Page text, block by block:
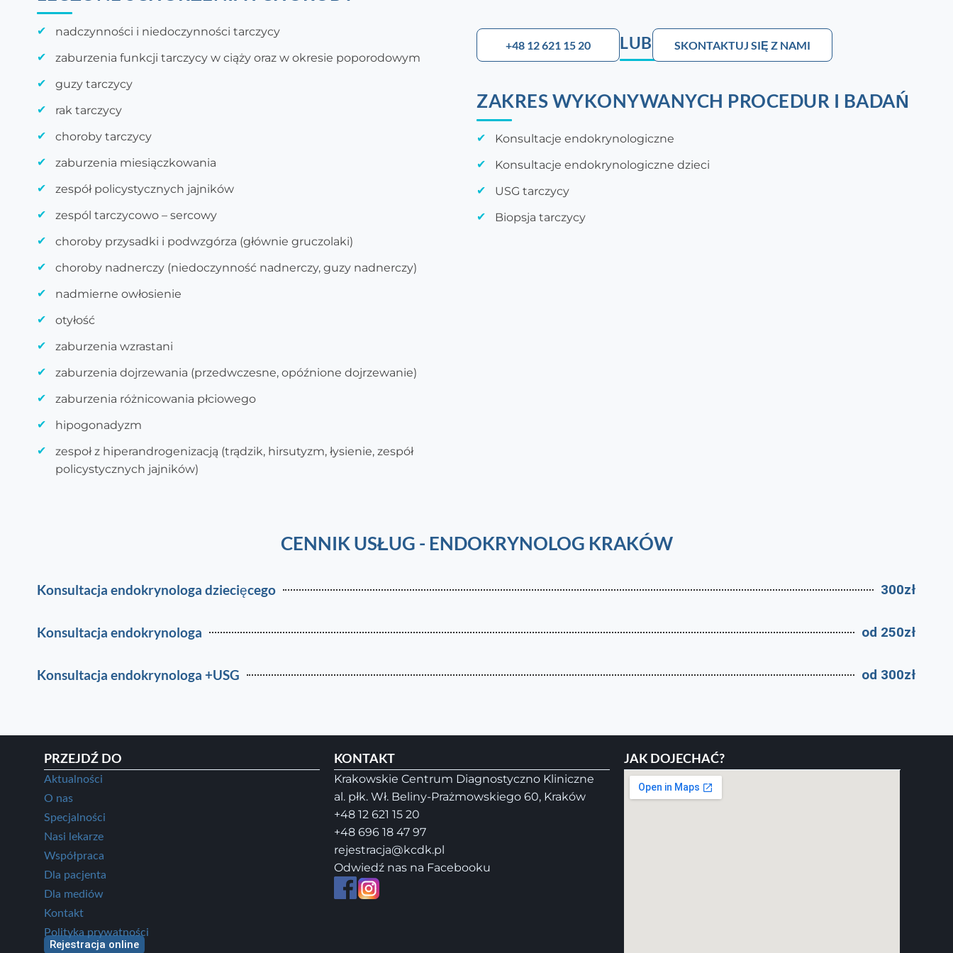
nadczynności i niedoczynności tarczycy
zaburzenia funkcji tarczycy w ciąży oraz w okresie poporodowym
guzy tarczycy
rak tarczycy
choroby tarczycy
zaburzenia miesiączkowania
zespół policystycznych jajników
zespól tarczycowo – sercowy
choroby przysadki i podwzgórza (głównie gruczolaki)
choroby nadnerczy (niedoczynność nadnerczy, guzy nadnerczy)
nadmierne owłosienie
otyłość
zaburzenia wzrastani
zaburzenia dojrzewania (przedwczesne, opóźnione dojrzewanie)
zaburzenia różnicowania płciowego
hipogonadyzm
zespoł z hiperandrogenizacją (trądzik, hirsutyzm, łysienie, zespół
policystycznych jajników)
+48 12 621 15 20 LUB SKONTAKTUJ SIĘ Z NAMI
ZAKRES WYKONYWANYCH PROCEDUR I BADAŃ
Konsultacje endokrynologiczne
Konsultacje endokrynologiczne dzieci
USG tarczycy
Biopsja tarczycy
CENNIK USŁUG - ENDOKRYNOLOG KRAKÓW
Konsultacja endokrynologa dziecięcego 300zł
Konsultacja endokrynologa od 250zł
Konsultacja endokrynologa +USG od 300zł
PRZEJDŹ DO
Aktualności
O nas
Specjalności
Nasi lekarze
Współpraca
Dla pacjenta
Dla mediów
Kontakt
Polityka prywatności
Rejestracja online
KONTAKT
Krakowskie Centrum Diagnostyczno Kliniczne
al. płk. Wł. Beliny-Prażmowskiego 60, Kraków
+48 12 621 15 20
+48 696 18 47 97
rejestracja@kcdk.pl
Odwiedź nas na Facebooku
JAK DOJECHAĆ?